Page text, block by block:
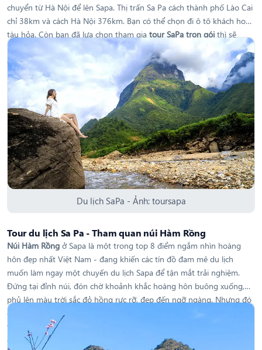
chuyển từ Hà Nội để lên Sapa. Thị trấn Sa Pa cách thành phố Lào Cai
chỉ 38km và cách Hà Nội 376km. Bạn có thể chọn đi ô tô khách hoặc
tàu hỏa. Còn bạn đã lựa chọn tham gia tour SaPa trọn gói thì sẽ
không cần lo lắng phải bắt xe như thế nào? Vì trong lịch trình tour
đã bao gồm xe ô tô máy lạnh đi tham quan xuyên suốt nhé.
Du lịch SaPa - Ảnh: toursapa
Tour du lịch Sa Pa - Tham quan núi Hàm Rồng
Núi Hàm Rồng ở Sapa là một trong top 8 điểm ngắm nhìn hoàng
hôn đẹp nhất Việt Nam - đang khiến các tín đồ đam mê du lịch
muốn làm ngay một chuyến du lịch Sapa để tận mắt trải nghiệm.
Đứng tại đỉnh núi, đón chờ khoảnh khắc hoàng hôn buông xuống,
phủ lên màu trời sắc đỏ hồng rực rỡ, đẹp đến ngỡ ngàng. Nhưng đó
chỉ là một trong vô số những điều kỳ diệu về ngọn núi này mà hành
trình
Tour Sapa trọn gói
chút trước khi đến đây nhé!